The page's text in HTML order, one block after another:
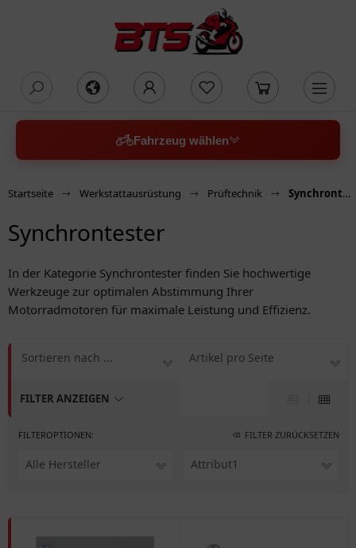
Fahrzeug wählen
Startseite Werkstattausrüstung Prüftechnik Synchrontester
Synchrontester
In der Kategorie Synchrontester finden Sie hochwertige
Werkzeuge zur optimalen Abstimmung Ihrer
Motorradmotoren für maximale Leistung und Effizienz.
FILTER ANZEIGEN
Sortieren nach ... Artikel pro Seite
FILTEROPTIONEN: FILTER ZURÜCKSETZEN
Alle Hersteller Attribut1